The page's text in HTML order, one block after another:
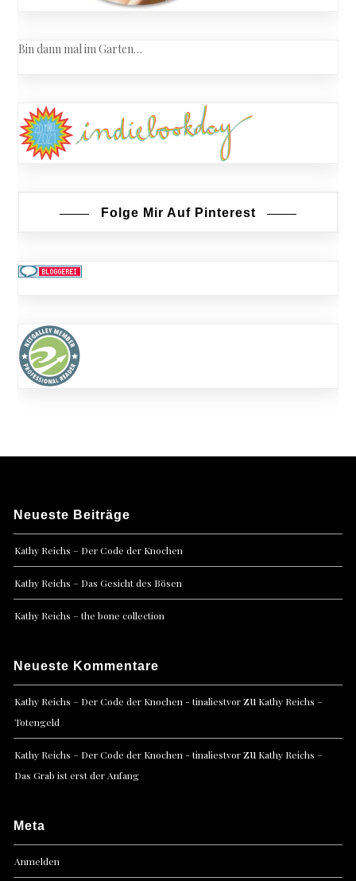
Bin dann mal im Garten…
Folge Mir Auf Pinterest
Neueste Beiträge
Kathy Reichs – Der Code der Knochen
Kathy Reichs – Das Gesicht des Bösen
Kathy Reichs – the bone collection
Neueste Kommentare
Kathy Reichs – Der Code der Knochen - tinaliestvorzu Kathy Reichs –
Totengeld
Kathy Reichs – Der Code der Knochen - tinaliestvorzu Kathy Reichs –
Das Grab ist erst der Anfang
Meta
Anmelden